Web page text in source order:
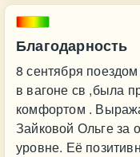
Благодарность
8 сентября
в вагоне св ,была
комфортом .
Зайковой Ольге за
уровне. Её